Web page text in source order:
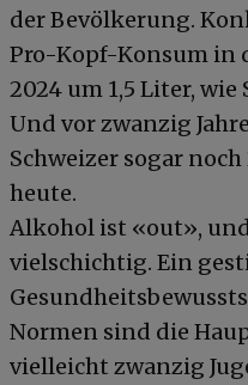
der Bevölkerung.
Pro-Kopf-Konsum in
2024 um 1,5 Liter,
Und vor zwanzig
Schweizer sogar
heute.
Alkohol ist «out»,
vielschichtig. Ein
Normen sind die
vielleicht zwanzig